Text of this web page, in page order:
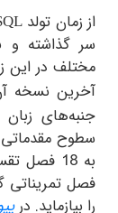
تولدSQLتا به
و با توجه
در این زبان
نسخه آن
زبانSQL
مقدماتی تا
به 18 فصل تقسیم
درپیوست